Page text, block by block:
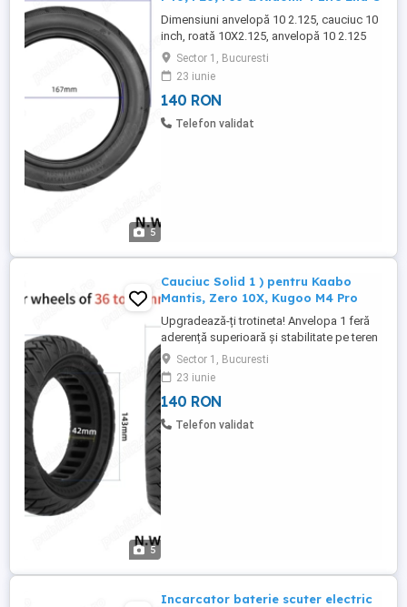
5
Dimensiuni anvelopă 10 2.125, cauciuc 10
inch, roată 10X2.125, anvelopă 10 2.125
Tip de Anvelopă anvelopă fără cameră,
vacuum tire, anvelopă tubeless, cauciuc
exterior, Compatibilitate Segwaycauciuc
Segway F20, anvelopă F25, roată F30,
anvelopă F40, Segway F-series
Sector 1, Bucuresti
23 iunie
140 RON
Telefon validat
5
Cauciuc Solid 1 ) pentru Kaabo
Mantis, Zero 10X, Kugoo M4 Pro
Upgradează-ți trotineta! Anvelopa 1 feră
aderență superioară și stabilitate pe teren
variat. Perfectă pentru Zero 10X, Vsett 10+
și alte trotinete de performanță care
necesită un cauciuc 10 inch lat și robust.
Durabilă și ușor de întreținut, anvelopa 255
80 solidă asigură o experiență fără pene.
Sector 1, Bucuresti
23 iunie
140 RON
Telefon validat
Incarcator baterie scuter electric